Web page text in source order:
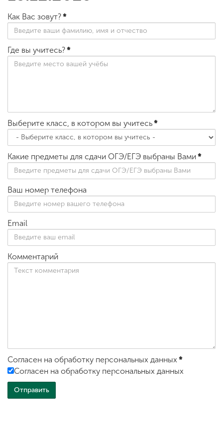
Как Вас зовут?*
Где вы учитесь?*
Выберите класс, в котором вы учитесь*
Какие предметы для сдачи ОГЭ/ЕГЭ выбраны Вами*
Ваш номер телефона
Email
Комментарий
Согласен на обработку персональных данных *
Согласен на обработку персональных данных